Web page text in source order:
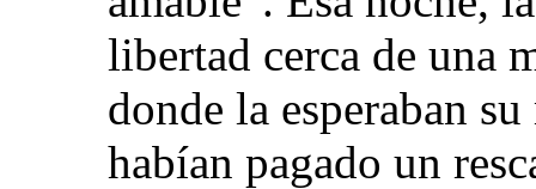
libertad cerca de una
donde la esperaban
habían pagado un